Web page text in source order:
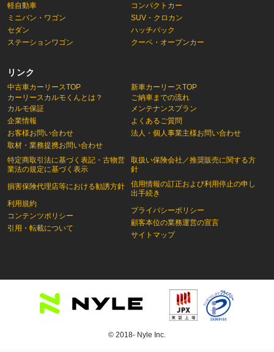
軽自動車
コンパクトカー
ミニバン・ワゴン
SUV・クロカン
セダン
ハッチバック
ステーションワゴン
クーペ・オープンカー
リンク
中古車カーリースTOP
カーリースカルモくんとは？
新車カーリースTOP
ご納車までの流れ
カルモ保証
企業情報
お客様お問い合わせ
取材・業務提携お問い合わせ
特定商取引法に基づく表記・古物営
業法の規定に基づく表示
損害保険代理店等における勧誘方針
利用規約
コンテンツポリシー
引用・転載について
メンテナンスプラン
よくあるご質問
法人・個人事業主様お問い合わせ
取扱い保険会社／推奨販売に関する方
針
信用情報の訂正および利用停止の申し
出手続き
プライバシーポリシー
顧客本位の業務運営の宣言
サイトマップ
© 2018- Nyle Inc.